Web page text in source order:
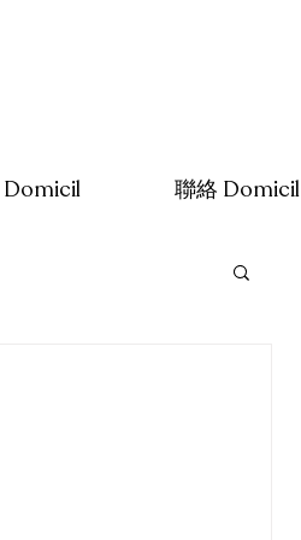
Domicil 聯絡 Domicil